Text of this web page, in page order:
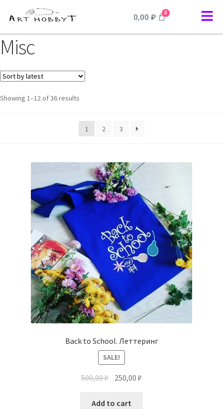
0,00 ₽
0
Misc
Showing 1–12 of 36 results
1 2 3
Back to School. Леттеринг
SALE!
500,00₽ 250,00₽
Add to cart